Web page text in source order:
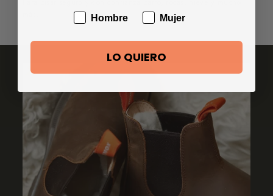
Hombre Mujer
LO QUIERO